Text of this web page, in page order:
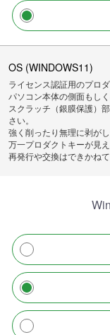
OS (WINDOWS11)
ライセンス認証用のプロ
パソコン本体の側面もし
スクラッチ（銀膜保護）
さい。
強く削ったり無理に剥が
万一プロダクトキーが見
再発行や交換はできかね